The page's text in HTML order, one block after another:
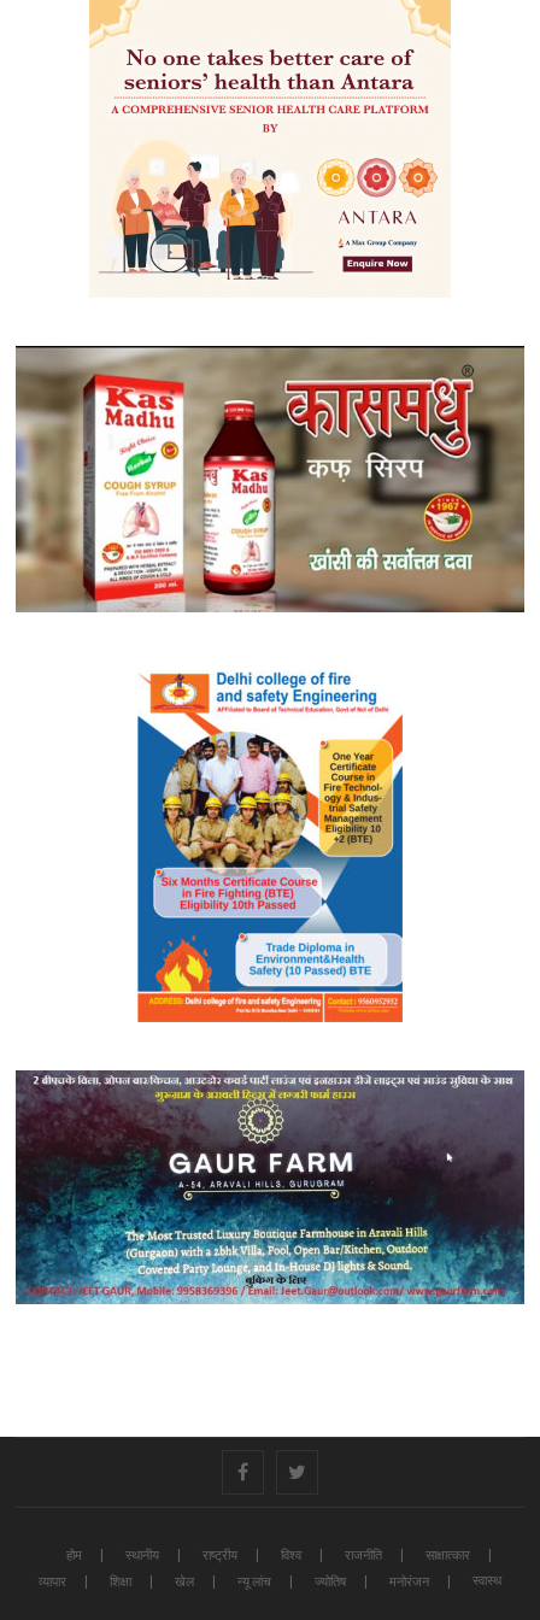
# #
होम स्थानीय राष्ट्रीय विश्व राजनीति
साक्षात्कार
व्यापार
शिक्षा खेल न्यू लांच ज्योतिष मनोरंजन स्वास्थ